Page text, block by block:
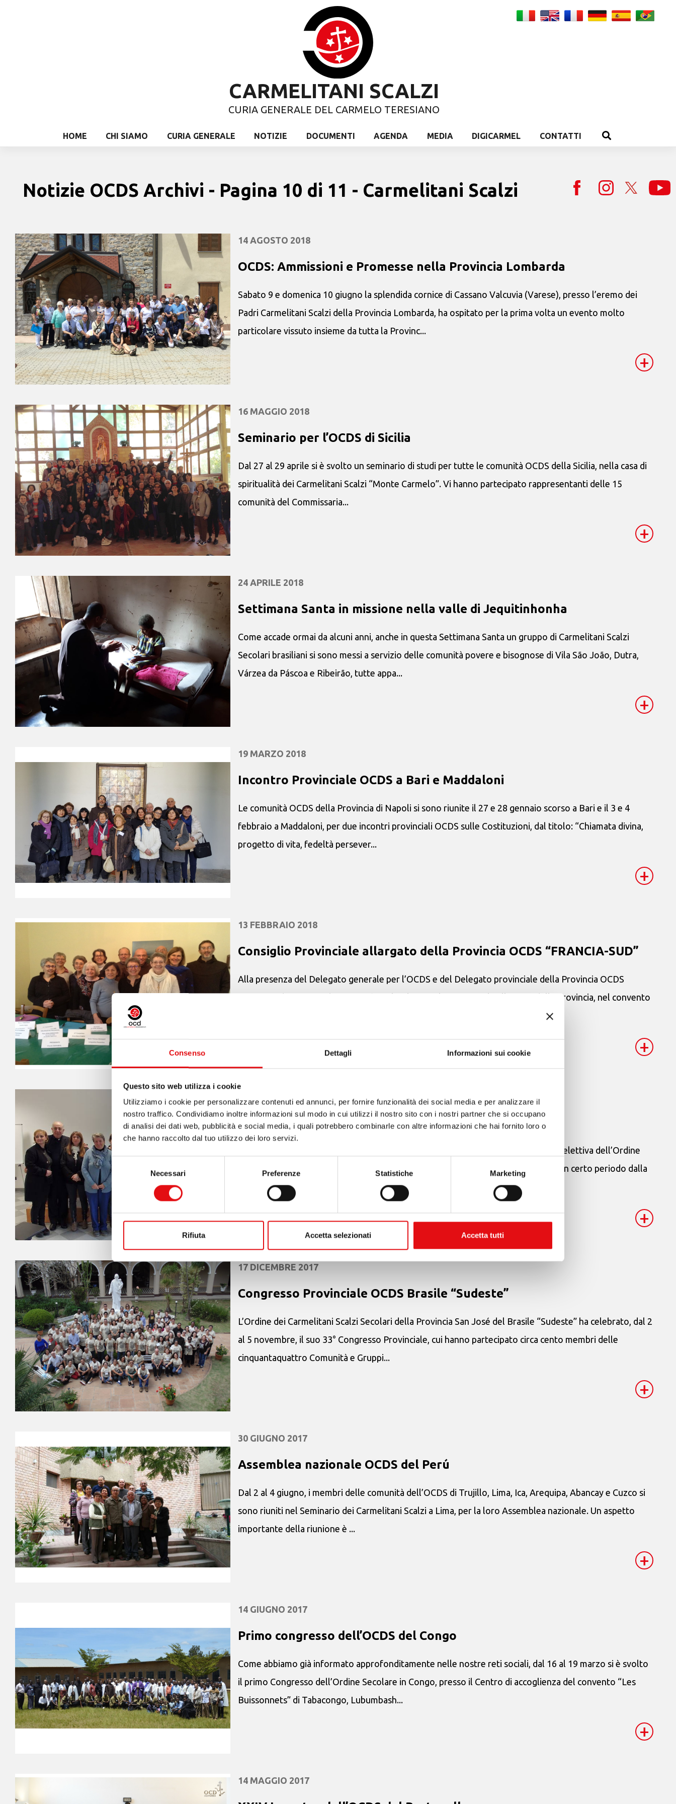
Consenso Dettagli Informazioni sui cookie
Questo sito web utilizza i cookie
Utilizziamo i cookie per personalizzare contenuti ed annunci, per fornire funzionalità dei social media e per analizzare il
nostro traffico. Condividiamo inoltre informazioni sul modo in cui utilizzi il nostro sito con i nostri partner che si occupano
di analisi dei dati web, pubblicità e social media, i quali potrebbero combinarle con altre informazioni che hai fornito loro o
che hanno raccolto dal tuo utilizzo dei loro servizi.
Selezione
del
consenso
Necessari Preferenze Statistiche Marketing
Rifiuta Accetta selezionati Accetta tutti
CARMELITANI SCALZI
CURIA GENERALE DEL CARMELO TERESIANO
HOME CHI SIAMO CURIA GENERALE NOTIZIE DOCUMENTI AGENDA MEDIA DIGICARMEL CONTATTI
Notizie OCDS Archivi - Pagina 10 di 11 - Carmelitani Scalzi
14 AGOSTO 2018
OCDS: Ammissioni e Promesse nella Provincia Lombarda
Sabato 9 e domenica 10 giugno la splendida cornice di Cassano Valcuvia (Varese), presso l’eremo dei
Padri Carmelitani Scalzi della Provincia Lombarda, ha ospitato per la prima volta un evento molto
particolare vissuto insieme da tutta la Provinc...
+
16 MAGGIO 2018
Seminario per l’OCDS di Sicilia
Dal 27 al 29 aprile si è svolto un seminario di studi per tutte le comunità OCDS della Sicilia, nella casa di
spiritualità dei Carmelitani Scalzi “Monte Carmelo”. Vi hanno partecipato rappresentanti delle 15
comunità del Commissaria...
+
24 APRILE 2018
Settimana Santa in missione nella valle di Jequitinhonha
Come accade ormai da alcuni anni, anche in questa Settimana Santa un gruppo di Carmelitani Scalzi
Secolari brasiliani si sono messi a servizio delle comunità povere e bisognose di Vila São João, Dutra,
Várzea da Páscoa e Ribeirão, tutte appa...
+
19 MARZO 2018
Incontro Provinciale OCDS a Bari e Maddaloni
Le comunità OCDS della Provincia di Napoli si sono riunite il 27 e 28 gennaio scorso a Bari e il 3 e 4
febbraio a Maddaloni, per due incontri provinciali OCDS sulle Costituzioni, dal titolo: “Chiamata divina,
progetto di vita, fedeltà persever...
+
13 FEBBRAIO 2018
Consiglio Provinciale allargato della Provincia OCDS “FRANCIA-SUD”
Alla presenza del Delegato generale per l’OCDS e del Delegato provinciale della Provincia OCDS
Francia-Sud, P. Jean-Sebastien, si è svolto il Consiglio Provinciale allargato della Provincia, nel convento
+
Nuovo Consiglio OCDS dell’Italia Centrale
Nei giorni 28-29 ottobre si è tenuta a Sassone – nei pressi di Roma – una riunione elettiva dell’Ordine
Secolare della Provincia San Giuseppe dell’Italia Centrale. Essendo già trascorso un certo periodo dalla
creazione della nuova...
+
17 DICEMBRE 2017
Congresso Provinciale OCDS Brasile “Sudeste”
L’Ordine dei Carmelitani Scalzi Secolari della Provincia San José del Brasile “Sudeste” ha celebrato, dal 2
al 5 novembre, il suo 33° Congresso Provinciale, cui hanno partecipato circa cento membri delle
cinquantaquattro Comunità e Gruppi...
+
30 GIUGNO 2017
Assemblea nazionale OCDS del Perú
Dal 2 al 4 giugno, i membri delle comunità dell’OCDS di Trujillo, Lima, Ica, Arequipa, Abancay e Cuzco si
sono riuniti nel Seminario dei Carmelitani Scalzi a Lima, per la loro Assemblea nazionale. Un aspetto
importante della riunione è ...
+
14 GIUGNO 2017
Primo congresso dell’OCDS del Congo
Come abbiamo già informato approfonditamente nelle nostre reti sociali, dal 16 al 19 marzo si è svolto
il primo Congresso dell’Ordine Secolare in Congo, presso il Centro di accoglienza del convento “Les
Buissonnets” di Tabacongo, Lubumbash...
+
14 MAGGIO 2017